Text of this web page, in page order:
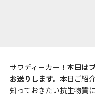
サワディーカー！ 本日は
お送りします。 本日ご紹
知っておきたい抗生物質